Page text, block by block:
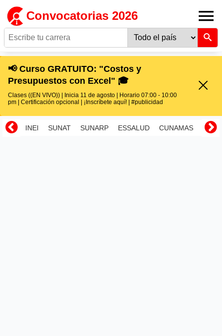
Convocatorias 2026
📢 Curso GRATUITO: "Costos y
Presupuestos con Excel" 🎓
Clases ((EN VIVO)) | Inicia 11 de agosto | Horario 07:00 - 10:00
pm | Certificación opcional | ¡Inscríbete aquí! | #publicidad
INEI SUNAT SUNARP ESSALUD CUNAMAS